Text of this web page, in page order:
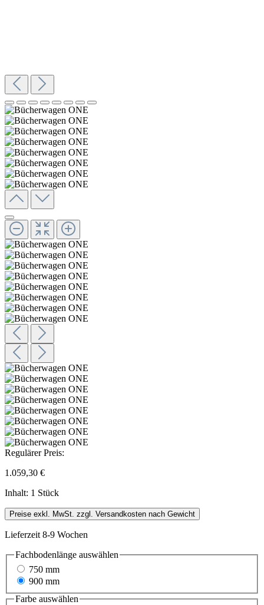
Regulärer Preis:
1.059,30 €
Inhalt: 1 Stück
Preise exkl. MwSt. zzgl. Versandkosten nach Gewicht
Lieferzeit 8-9 Wochen
Fachbodenlänge auswählen
750 mm
900 mm
Farbe auswählen